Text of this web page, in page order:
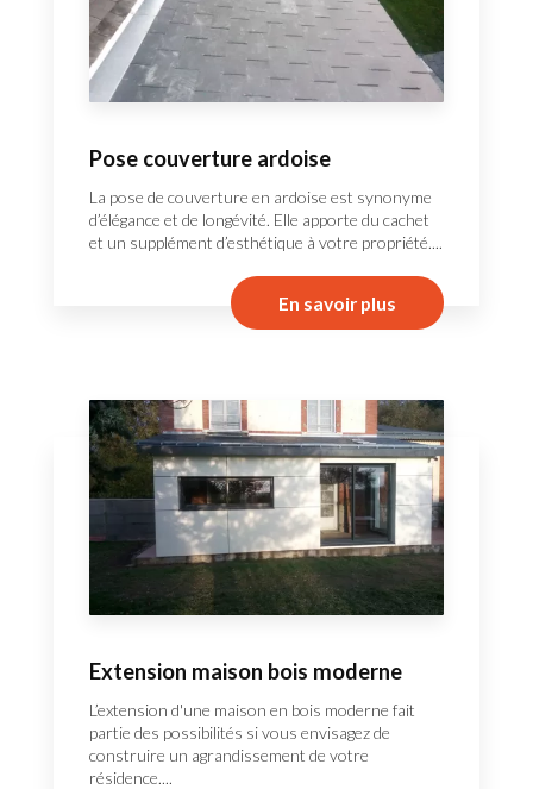
Pose couverture ardoise
La pose de couverture en ardoise est synonyme
d’élégance et de longévité. Elle apporte du cachet
et un supplément d’esthétique à votre propriété....
En savoir plus
Extension maison bois moderne
L’extension d'une maison en bois moderne fait
partie des possibilités si vous envisagez de
construire un agrandissement de votre
résidence....